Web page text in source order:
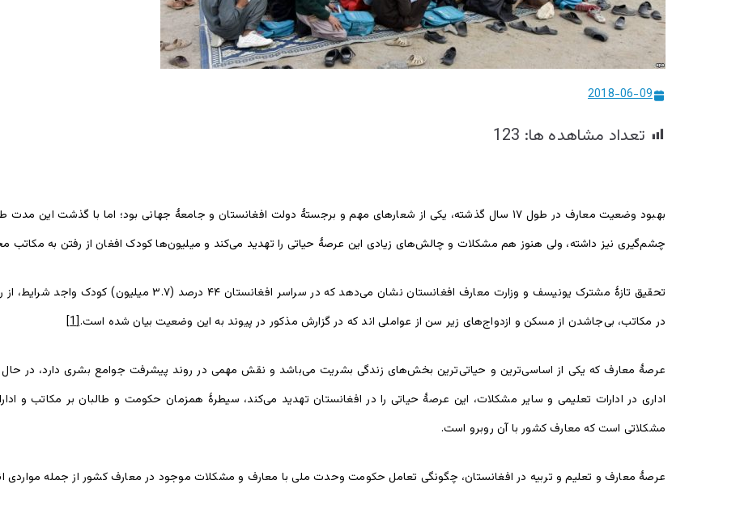
2018-06-09
تعداد مشاهده ها: 123
بهبود وضعیت معارف در طول ۱۷ سال گذشته، یکی از شعارهای مهم و برجستۀ دولت افغانستان و جامعۀ جهانی بود؛ اما با
چشم‌گیری نیز داشته، ولی هنوز هم مشکلات و چالش‌های زیادی این عرصۀ حیاتی را تهدید می‌کند و میلیون‌ها کودک افغان از رفتن به مکاتب
تحقیق تازۀ مشترک یونیسف و وزارت معارف افغانستان نشان می‌دهد
در مکاتب، بی‌جاشدن از مسکن و ازدواج‌های زیر سن از عواملی اند که در گزارش مذکور در پیوند به این وضعیت بیان شده است.[1]
عرصۀ معارف که یکی از اساسی‌ترین و حیاتی‌ترین بخش‌های زندگی بشریت می‌باشد و نقش مهمی در روند پیشرفت جوامع بشری دارد، در حال
اداری در ادارات تعلیمی و سایر مشکلات، این عرصۀ حیاتی را در افغانستان تهدید می‌کند، سیطرۀ همزمان حکومت و طالبان بر مکاتب و
مشکلاتی است که معارف کشور با آن روبرو است.
عرصۀ معارف و تعلیم و تربیه در افغانستان، چگونگی تعامل حکومت وحدت ملی با معارف و مشکلات موجود در معارف کشور از جمله